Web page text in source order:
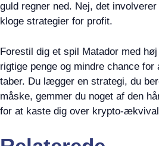
guld regner ned. Nej, det
kloge strategier for profit.
Forestil dig et spil Matador med
rigtige penge og mindre chance
taber. Du lægger en strategi, du
måske, gemmer du noget af den
for at kaste dig over krypto-